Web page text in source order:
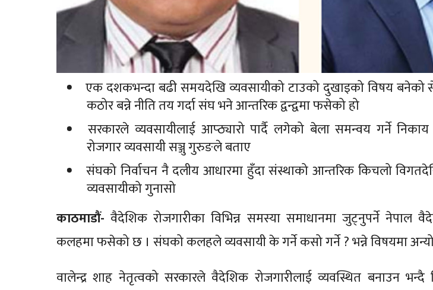
एक दशकभन्दा बढी समयदेखि व्यवसायीको टाउको दुखाइको विषय बनेको
कठोर बन्ने नीति तय गर्दा संघ भने आन्तरिक द्वन्द्वमा फसेको हो
सरकारले व्यवसायीलाई आप्ठ्यारो पार्दै लगेको बेला समन्वय गर्ने
रोजगार व्यवसायी सञ्जु गुरुङले बताए
संघको निर्वाचन नै दलीय आधारमा हुँदा संस्थाको आन्तरिक किचलो
व्यवसायीको गुनासो
काठमाडौं- वैदेशिक रोजगारीका विभिन्न समस्या समाधानमा जुट्नुपर्ने नेपाल
कलहमा फसेको छ । संघको कलहले व्यवसायी के गर्ने कसो गर्ने ? भन्ने विषयमा
वालेन्द्र शाह नेतृत्वको सरकारले वैदेशिक रोजगारीलाई व्यवस्थित बनाउन भन्दै